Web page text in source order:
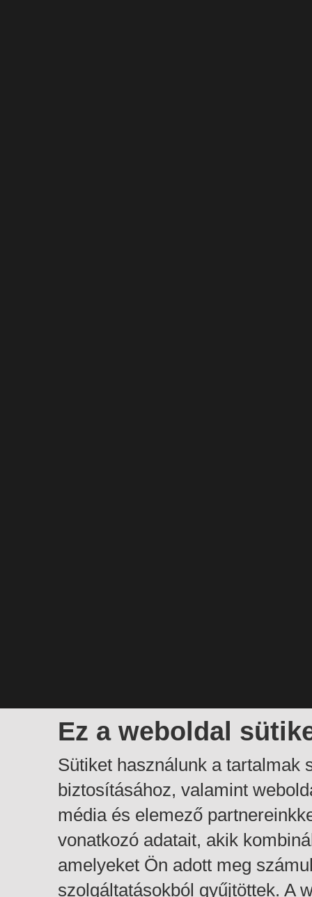
Ez a weboldal
Sütiket használunk a tartalmak
biztosításához, valamint
média és elemező
vonatkozó adatait, akik
amelyeket Ön adott meg
szolgáltatásokból gyűjtöttek. A